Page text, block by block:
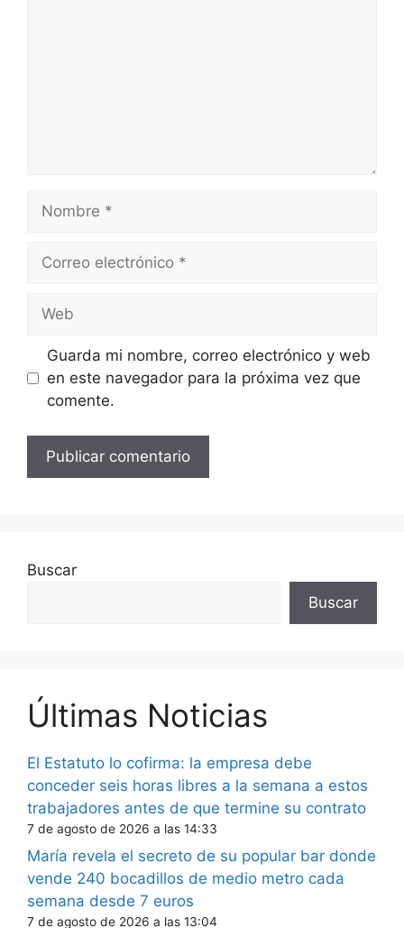
Nombre
Correo
Web
Guarda mi nombre, correo electrónico y web
en este navegador para la próxima vez que
comente.
Buscar
Buscar
Últimas Noticias
El Estatuto lo cofirma: la empresa debe
conceder seis horas libres a la semana a estos
trabajadores antes de que termine su contrato
7 de agosto de 2026 a las 14:33
María revela el secreto de su popular bar donde
vende 240 bocadillos de medio metro cada
semana desde 7 euros
7 de agosto de 2026 a las 13:04